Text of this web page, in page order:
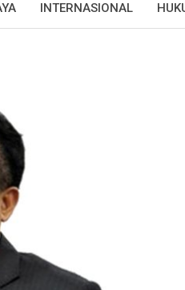
INTERNASIONAL